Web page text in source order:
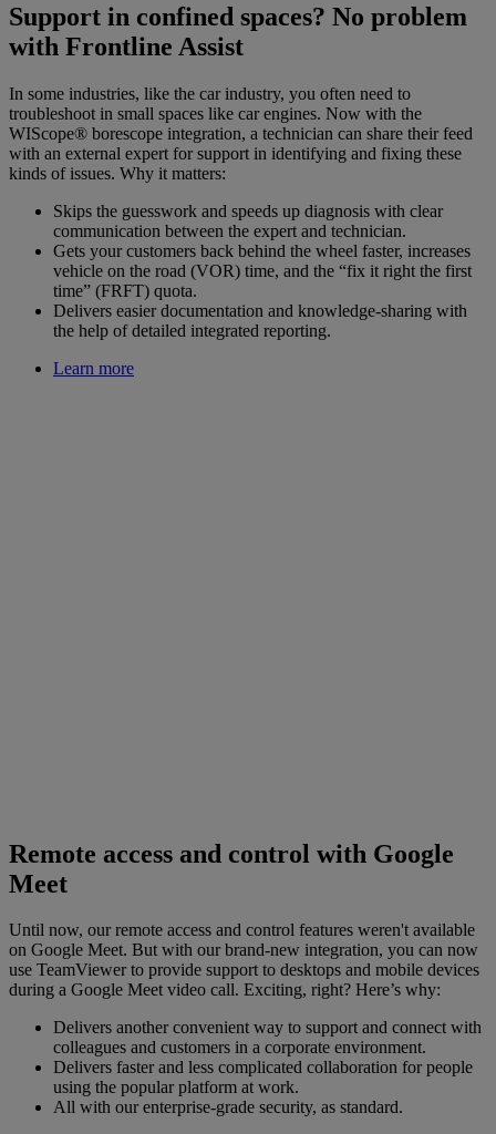
Support in confined spaces? No problem
with Frontline Assist
In some industries, like the car industry, you often need to
troubleshoot in small spaces like car engines. Now with the
WIScope® borescope integration, a technician can share their feed
with an external expert for support in identifying and fixing these
kinds of issues. Why it matters:
Skips the guesswork and speeds up diagnosis with clear
communication between the expert and technician.
Gets your customers back behind the wheel faster, increases
vehicle on the road (VOR) time, and the “fix it right the first
time” (FRFT) quota.
Delivers easier documentation and knowledge-sharing with
the help of detailed integrated reporting.
Learn more
Remote access and control with Google
Meet
Until now, our remote access and control features weren't available
on Google Meet. But with our brand-new integration, you can now
use TeamViewer to provide support to desktops and mobile devices
during a Google Meet video call. Exciting, right? Here’s why:
Delivers another convenient way to support and connect with
colleagues and customers in a corporate environment.
Delivers faster and less complicated collaboration for people
using the popular platform at work.
All with our enterprise-grade security, as standard.